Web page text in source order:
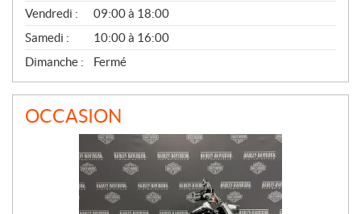
Vendredi :
09:00 à 18:00
Samedi :
10:00 à 16:00
Dimanche :
Fermé
OCCASION